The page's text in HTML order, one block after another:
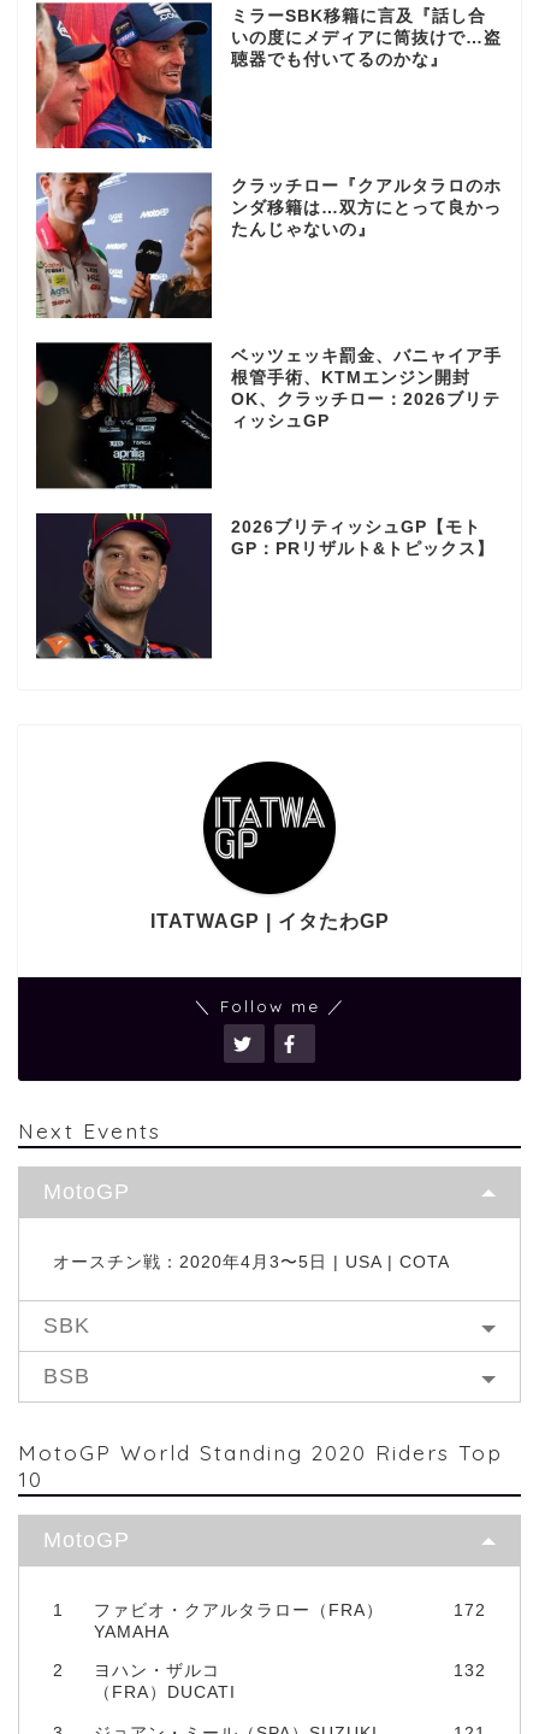
ミラーSBK移籍に言及『話し合
いの度にメディアに筒抜けで…盗
聴器でも付いてるのかな』
クラッチロー『クアルタラロのホ
ンダ移籍は…双方にとって良かっ
たんじゃないの』
ベッツェッキ罰金、バニャイア手
根管手術、KTMエンジン開封
OK、クラッチロー：2026ブリテ
ィッシュGP
2026ブリティッシュGP【モト
GP：PRリザルト&トピックス】
ITATWAGP | イタたわGP
＼ Follow me ／
Next Events
MotoGP
オースチン戦：2020年4月3〜5日 | USA | COTA
SBK
BSB
MotoGP World Standing 2020 Riders Top
10
MotoGP
1
ファビオ・クアルタラロー（FRA）
YAMAHA
172
2
ヨハン・ザルコ
（FRA）DUCATI
132